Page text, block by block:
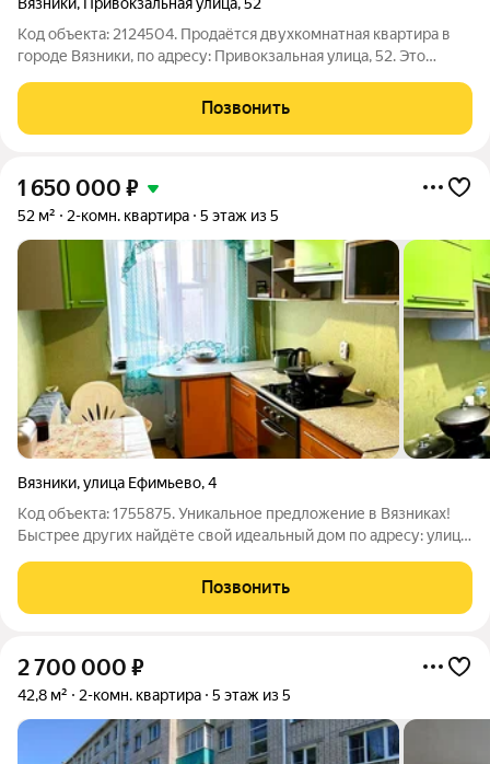
Код объекта: 2124504. Продаётся двухкомнатная квартира в
городе Вязники, по адресу: Привокзальная улица, 52. Это
живописном районе. Квартира расположена на втором этаже
двухэтажного кирпичного
Позвонить
1 650 000 ₽
52 м² 2-комн. квартира 5 этаж из 5
Вязники,улица Ефимьево,4
Код объекта: 1755875. Уникальное предложение в Вязниках!
Быстрее других найдёте свой идеальный дом по адресу: улица
оставит вас равнодушным. Продаётся двухкомнатная квартира
в кирпичном доме .
Позвонить
2 700 000 ₽
42,8 м² 2-комн. квартира 5 этаж из 5